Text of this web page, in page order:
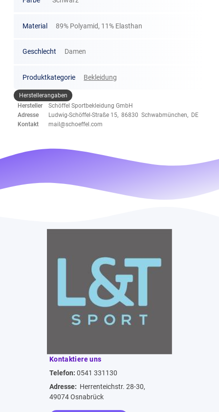
Material 89% Polyamid, 11% Elasthan
Geschlecht Damen
Produktkategorie Bekleidung
Herstellerangaben
Hersteller
Schöffel Sportbekleidung GmbH
Adresse
Ludwig-Schöffel-Straße 15, 86830 Schwabmünchen, DE
Kontakt
mail@schoeffel.com
Kontaktiere uns
Telefon: 0541 331130
Adresse: Herrenteichstr. 28-30,
49074 Osnabrück